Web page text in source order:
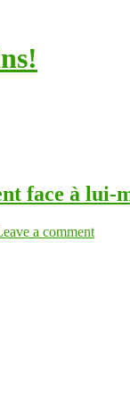
face à lui-
a comment